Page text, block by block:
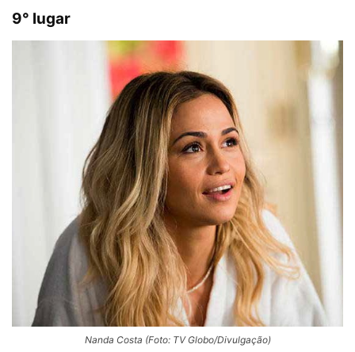
9° lugar
Nanda Costa (Foto: TV Globo/Divulgação)